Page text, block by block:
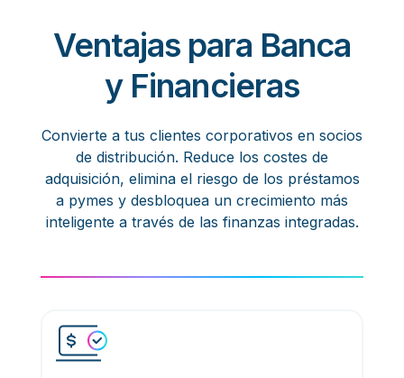
Ventajas para Banca
y Financieras
Convierte a tus clientes corporativos en socios
de distribución. Reduce los costes de
adquisición, elimina el riesgo de los préstamos
a pymes y desbloquea un crecimiento más
inteligente a través de las finanzas integradas.